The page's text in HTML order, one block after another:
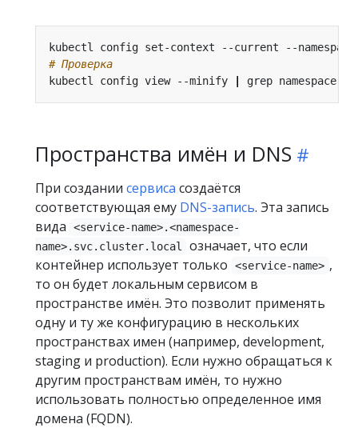
kubectl config set-context --current --namespace
# Проверка
kubectl config view --minify
Пространства имён и DNS
При создании сервиса создаётся
соответствующая ему DNS-запись. Эта запись
вида
<service-name>.<namespace-
name>.svc.cluster.local
означает, что если
контейнер использует только
<service-name> ,
то он будет локальным сервисом в
пространстве имён. Это позволит применять
одну и ту же конфигурацию в нескольких
пространствах имен (например, development,
staging и production). Если нужно обращаться к
другим пространствам имён, то нужно
использовать полностью определенное имя
домена (FQDN).